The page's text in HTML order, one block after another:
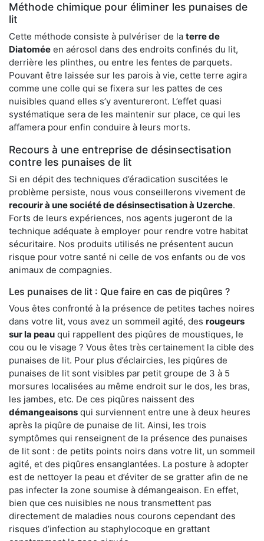
Méthode chimique pour éliminer les punaises de
lit
Cette méthode consiste à pulvériser de la terre de
Diatomée en aérosol dans des endroits confinés du lit,
derrière les plinthes, ou entre les fentes de parquets.
Pouvant être laissée sur les parois à vie, cette terre agira
comme une colle qui se fixera sur les pattes de ces
nuisibles quand elles s’y aventureront. L’effet quasi
systématique sera de les maintenir sur place, ce qui les
affamera pour enfin conduire à leurs morts.
Recours à une entreprise de désinsectisation
contre les punaises de lit
Si en dépit des techniques d’éradication suscitées le
problème persiste, nous vous conseillerons vivement de
recourir à une société de désinsectisation à Uzerche.
Forts de leurs expériences, nos agents jugeront de la
technique adéquate à employer pour rendre votre habitat
sécuritaire. Nos produits utilisés ne présentent aucun
risque pour votre santé ni celle de vos enfants ou de vos
animaux de compagnies.
Les punaises de lit : Que faire en cas de piqûres ?
Vous êtes confronté à la présence de petites taches noires
dans votre lit, vous avez un sommeil agité, des rougeurs
sur la peau qui rappellent des piqûres de moustiques, le
cou ou le visage ? Vous êtes très certainement la cible des
punaises de lit. Pour plus d’éclaircies, les piqûres de
punaises de lit sont visibles par petit groupe de 3 à 5
morsures localisées au même endroit sur le dos, les bras,
les jambes, etc. De ces piqûres naissent des
démangeaisons qui surviennent entre une à deux heures
après la piqûre de punaise de lit. Ainsi, les trois
symptômes qui renseignent de la présence des punaises
de lit sont : de petits points noirs dans votre lit, un sommeil
agité, et des piqûres ensanglantées. La posture à adopter
est de nettoyer la peau et d’éviter de se gratter afin de ne
pas infecter la zone soumise à démangeaison. En effet,
bien que ces nuisibles ne nous transmettent pas
directement de maladies nous courons cependant des
risques d’infection au staphylocoque en grattant